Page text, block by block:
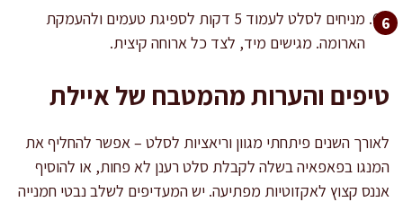
מניחים לסלט לעמוד 5 דקות לספיגת טעמים ולהעמקת
הארומה. מגישים מיד, לצד כל ארוחה קיצית.
טיפים והערות מהמטבח של איילת
לאורך השנים פיתחתי מגוון וריאציות לסלט – אפשר להחליף את
המנגו בפאפאיה בשלה לקבלת סלט רענן לא פחות, או להוסיף
אננס קצוץ לאקזוטיות מפתיעה. יש המעדיפים לשלב נבטי חמנייה